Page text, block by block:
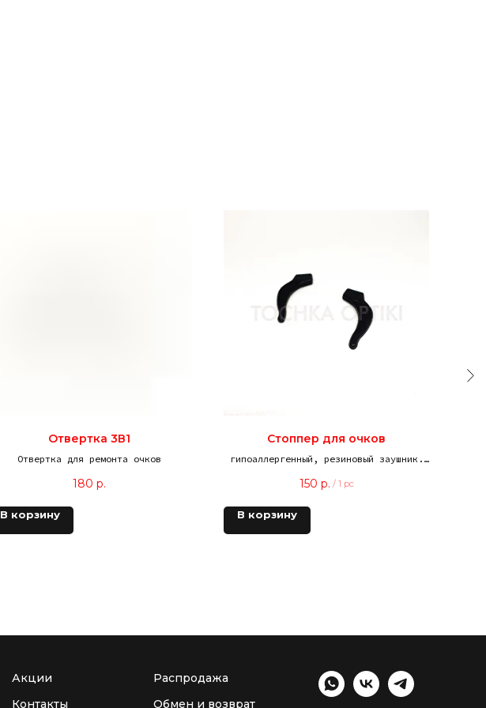
Отвертка 3В1
Отвертка для ремонта очков
180 р.
В корзину
Стоппер для очков
гипоаллергенный, резиновый заушник.
150 р. / 1 pc
В корзину
Акции
Контакты
Распродажа
Обмен и возврат